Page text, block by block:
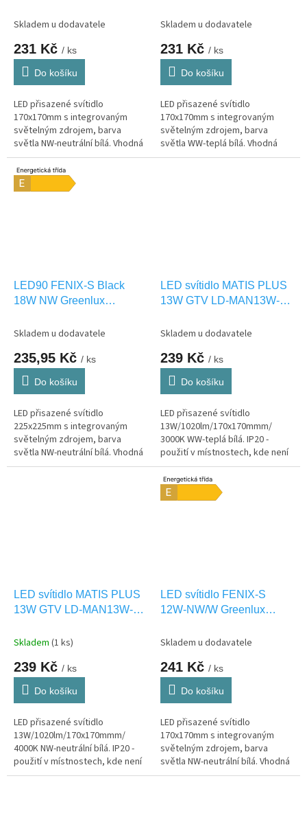
Skladem u dodavatele
231 Kč / ks
Do košíku
LED přisazené svítidlo
170x170mm s integrovaným
světelným zdrojem, barva
světla NW-neutrální bílá. Vhodná
pouze pro INTERIEROVÉ
osvětlení IP20
Skladem u dodavatele
231 Kč / ks
Do košíku
LED přisazené svítidlo
170x170mm s integrovaným
světelným zdrojem, barva
světla WW-teplá bílá. Vhodná
pouze pro INTERIEROVÉ
LED90 FENIX-S Black
18W NW Greenlux
Skladem u dodavatele
235,95 Kč / ks
Do košíku
LED přisazené svítidlo
225x225mm s integrovaným
světelným zdrojem, barva
světla NW-neutrální bílá. Vhodná
pouze pro INTERIEROVÉ
LED svítidlo MATIS PLUS
13W GTV LD-MAN13W-
Skladem u dodavatele
239 Kč / ks
Do košíku
LED přisazené svítidlo
13W/1020lm/170x170mmm/
3000K WW-teplá bílá. IP20 -
použití v místnostech, kde není
vystaveno vlhkosti.
LED svítidlo MATIS PLUS
13W GTV LD-MAN13W-
Skladem (1 ks)
239 Kč / ks
Do košíku
LED přisazené svítidlo
13W/1020lm/170x170mmm/
4000K NW-neutrální bílá. IP20 -
použití v místnostech, kde není
vystaveno vlhkosti.
LED svítidlo FENIX-S
12W-NW/W Greenlux
Skladem u dodavatele
241 Kč / ks
Do košíku
LED přisazené svítidlo
170x170mm s integrovaným
světelným zdrojem, barva
světla NW-neutrální bílá. Vhodná
pouze pro INTERIEROVÉ